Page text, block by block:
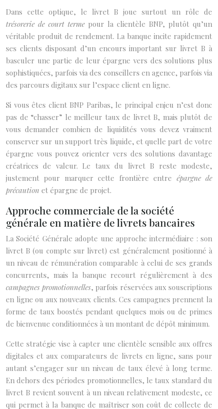
Dans cette optique, le livret B joue surtout un rôle de
trésorerie de court terme pour la clientèle BNP, plutôt qu’un
véritable produit de rendement. La banque incite rapidement
ses clients disposant d’un encours important sur livret B à
basculer une partie de leur épargne vers des solutions plus
sophistiquées, parfois via des conseillers en agence, parfois via
des parcours digitaux sur l’espace client en ligne.
Si vous êtes client BNP Paribas, le principal enjeu n’est donc
pas de “chasser” le meilleur taux de livret B, mais plutôt de
vous demander combien de liquidités vous devez vraiment
conserver sur un support très liquide, et quelle part de votre
épargne vous pouvez orienter vers des solutions davantage
créatrices de valeur. Le taux du livret B reste modeste,
justement pour marquer cette frontière entre épargne de
précaution et épargne de projet.
Approche commerciale de la société
générale en matière de livrets bancaires
La Société Générale adopte une approche intermédiaire : son
livret B (ou compte sur livret) est généralement positionné à
un niveau de rémunération comparable à celui de ses grands
concurrents, mais la banque recourt régulièrement à des
campagnes promotionnelles, parfois réservées aux souscriptions
en ligne ou aux nouveaux clients. Ces campagnes prennent la
forme de taux boostés pendant quelques mois ou de primes
de bienvenue conditionnées à un montant de dépôt minimum.
Cette stratégie vise à capter une clientèle sensible aux offres
digitales et aux comparateurs de livrets en ligne, sans pour
autant s’engager sur un niveau de taux élevé à long terme.
En dehors des périodes promotionnelles, le taux standard du
livret B revient souvent à un niveau relativement modeste, ce
qui permet à la banque de maîtriser son coût de collecte de